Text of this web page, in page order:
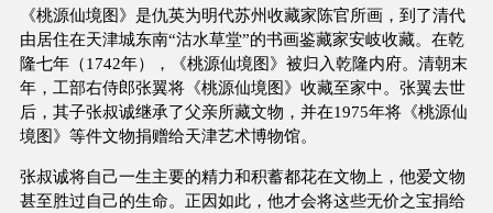
《桃源仙境图》是仇英为明代苏州收藏家陈官所画，到了清代
由居住在天津城东南“沽水草堂”的书画鉴藏家安岐收藏。在乾
隆七年（1742年），《桃源仙境图》被归入乾隆内府。清朝末
年，工部右侍郎张翼将《桃源仙境图》收藏至家中。张翼去世
后，其子张叔诚继承了父亲所藏文物，并在1975年将《桃源仙
境图》等件文物捐赠给天津艺术博物馆。
张叔诚将自己一生主要的精力和积蓄都花在文物上，他爱文物
甚至胜过自己的生命。正因如此，他才会将这些无价之宝捐给